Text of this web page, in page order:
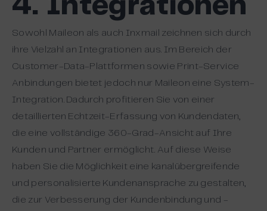
4. Integrationen
Sowohl Maileon als auch Inxmail zeichnen sich durch
ihre Vielzahl an Integrationen aus. Im Bereich der
Customer-Data-Plattformen sowie Print-Service
Anbindungen bietet jedoch nur Maileon eine System-
Integration. Dadurch profitieren Sie von einer
detaillierten Echtzeit-Erfassung von Kundendaten,
die eine vollständige 360-Grad-Ansicht auf Ihre
Kunden und Partner ermöglicht. Auf diese Weise
haben Sie die Möglichkeit eine kanalübergreifende
und personalisierte Kundenansprache zu gestalten,
die zur Verbesserung der Kundenbindung und -